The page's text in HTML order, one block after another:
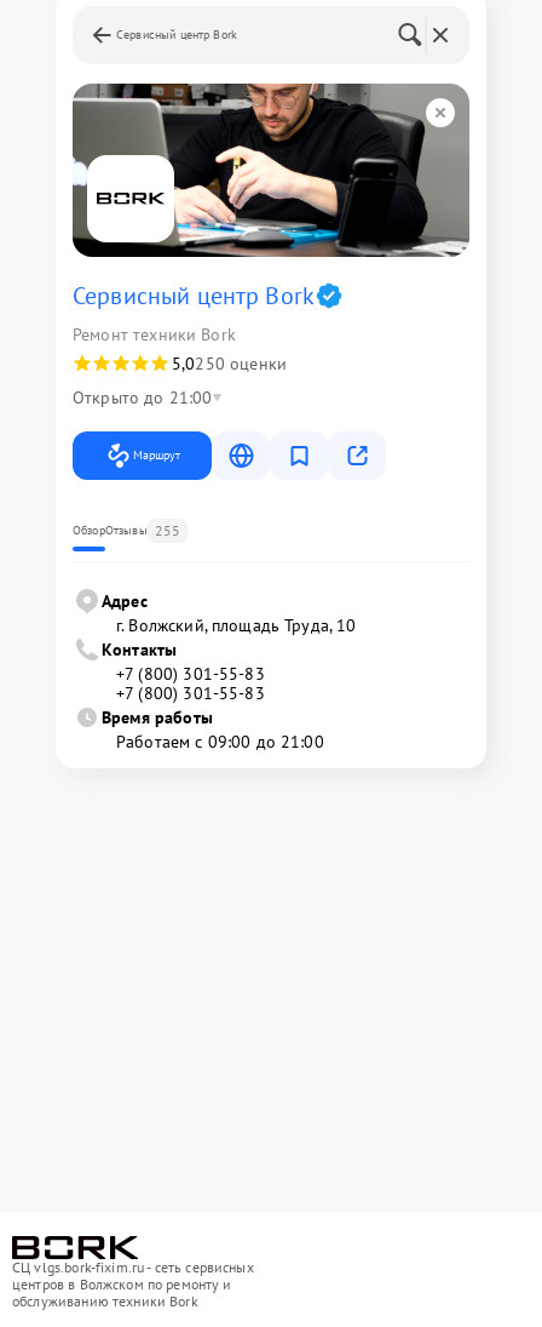
Сервисный центр Bork
Сервисный центр Bork
Ремонт техники Bork
5,0250 оценки
Открыто до 21:00
Маршрут
ОбзорОтзывы 255
Адрес
г. Волжский, площадь Труда, 10
Контакты
+7 (800) 301-55-83
+7 (800) 301-55-83
Время работы
Работаем с 09:00 до 21:00
СЦ vlgs.bork-fixim.ru - сеть сервисных
центров в Волжском по ремонту и
обслуживанию техники Bork